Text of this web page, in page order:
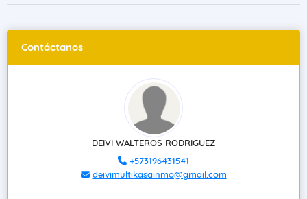
Contáctanos
DEIVI WALTEROS RODRIGUEZ
+573196431541
deivimultikasainmo@gmail.com